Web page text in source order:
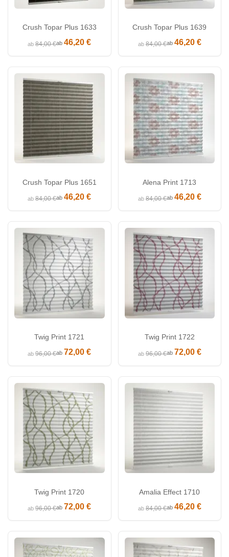
Crush Topar Plus 1633
ab84,00 €ab46,20 €
Crush Topar Plus 1639
ab84,00 €ab 46,20 €
Crush Topar Plus 1651
ab84,00 €ab46,20 €
Alena Print 1713
ab84,00 €ab 46,20 €
Twig Print 1721
ab96,00 €ab 72,00 €
Twig Print 1722
ab96,00 €ab 72,00 €
Twig Print 1720
ab96,00 €ab 72,00 €
Amalia Effect 1710
ab84,00 €ab 46,20 €